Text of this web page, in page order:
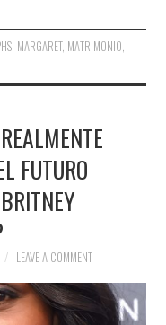
, MARGARET, MATRIMONIO,
FUTURO
LEAVE A COMMENT